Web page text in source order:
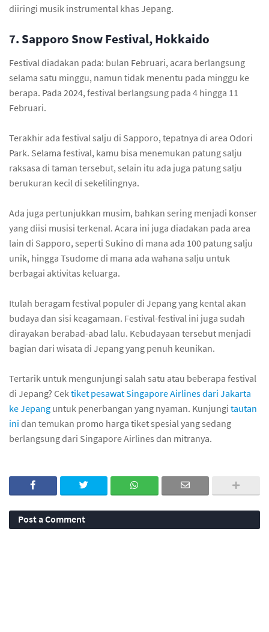
diiringi musik instrumental khas Jepang.
7. Sapporo Snow Festival, Hokkaido
Festival diadakan pada: bulan Februari, acara berlangsung
selama satu minggu, namun tidak menentu pada minggu ke
berapa. Pada 2024, festival berlangsung pada 4 hingga 11
Februari.
Terakhir ada festival salju di Sapporo, tepatnya di area Odori
Park. Selama festival, kamu bisa menemukan patung salju
raksasa di taman tersebut, selain itu ada juga patung salju
berukuran kecil di sekelilingnya.
Ada juga pertunjukkan musim, bahkan sering menjadi konser
yang diisi musisi terkenal. Acara ini juga diadakan pada area
lain di Sapporo, seperti Sukino di mana ada 100 patung salju
unik, hingga Tsudome di mana ada wahana salju untuk
berbagai aktivitas keluarga.
Itulah beragam festival populer di Jepang yang kental akan
budaya dan sisi keagamaan. Festival-festival ini juga sudah
dirayakan berabad-abad lalu. Kebudayaan tersebut menjadi
bagian dari wisata di Jepang yang penuh keunikan.
Tertarik untuk mengunjungi salah satu atau beberapa festival
di Jepang? Cektiket pesawat Singapore Airlines dari Jakarta
ke Jepang untuk penerbangan yang nyaman. Kunjungi tautan
ini dan temukan promo harga tiket spesial yang sedang
berlangsung dari Singapore Airlines dan mitranya.
Post a Comment